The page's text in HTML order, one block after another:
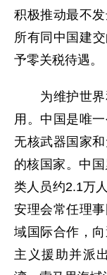
积极推动最不
所有同中国建
予零关税待遇。
为维护世界
用。中国是唯
无核武器国家
的核国家。中
类人员约2.1万
安理会常任理
域国际合作，
主义援助并派